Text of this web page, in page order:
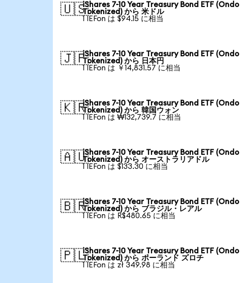
🇺🇸iShares 7-10 Year Treasury Bond ETF (Ondo
Tokenized) から 米ドル
1 IEFon は $94.15 に相当
🇯🇵iShares 7-10 Year Treasury Bond ETF (Ondo
Tokenized) から 日本円
1 IEFon は ￥14,831.57 に相当
🇰🇷iShares 7-10 Year Treasury Bond ETF (Ondo
Tokenized) から 韓国ウォン
1 IEFon は ₩132,739.7 に相当
🇦🇺iShares 7-10 Year Treasury Bond ETF (Ondo
Tokenized) から オーストラリアドル
1 IEFon は $133.30 に相当
🇧🇷iShares 7-10 Year Treasury Bond ETF (Ondo
Tokenized) から ブラジル・レアル
1 IEFon は R$480.65 に相当
🇵🇱iShares 7-10 Year Treasury Bond ETF (Ondo
Tokenized) から ポーランド ズロチ
1 IEFon は zł 349.98 に相当